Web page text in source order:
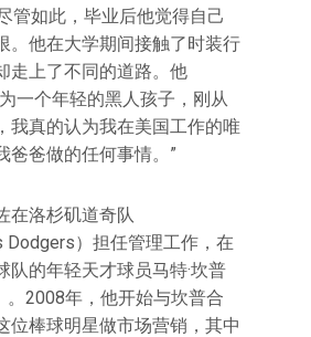
管如此，毕业后他觉得自己
。他在大学期间接触了时装行
走上了不同的道路。他
一个年轻的黑人孩子，刚从
我真的认为我在美国工作的唯
爸爸做的任何事情。”
在洛杉矶道奇队
Dodgers）担任管理工作，在
队的年轻天才球员马特·坎普
。2008年，他开始与坎普合
位棒球明星做市场营销，其中